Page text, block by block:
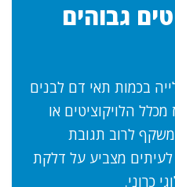
גבוהים
בכמות תאי דם לבנים
מכלל הלויקוציטים או
לרוב תגובת
לעיתים מצביע על דלקת
כרוני.